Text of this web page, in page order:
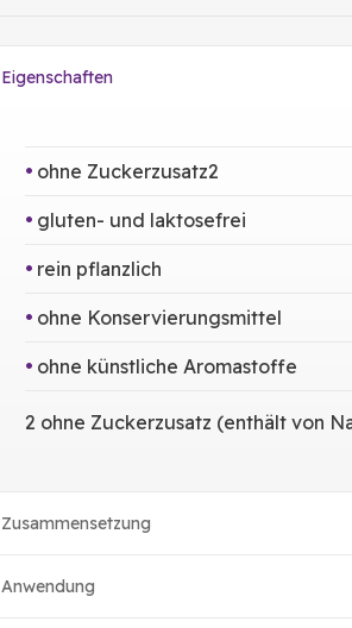
Eigenschaften
ohne Zuckerzusatz2
gluten- und laktosefrei
rein pflanzlich
ohne Konservierungsmittel
ohne künstliche Aromastoffe
2 ohne Zuckerzusatz (enthält von
Zusammensetzung
Anwendung